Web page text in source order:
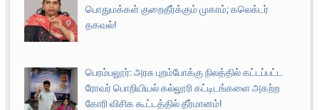
பொதுமக்கள் குறைதீர்க்கும் முகாம்; கலெக்டர்
தகவல்!
பெரம்பலூர்: அரசு புறம்போக்கு நிலத்தில் கட்டப்பட்ட
ரோவர் பொறியியல் கல்லூரி கட்டிடங்களை அகற்ற
கோரி விசிக கூட்டத்தில் தீர்மானம்!